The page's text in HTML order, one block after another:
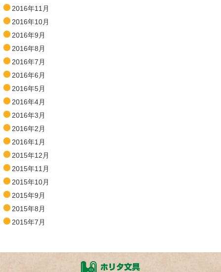
2016年11月
2016年10月
2016年9月
2016年8月
2016年7月
2016年6月
2016年5月
2016年4月
2016年3月
2016年2月
2016年1月
2015年12月
2015年11月
2015年10月
2015年9月
2015年8月
2015年7月